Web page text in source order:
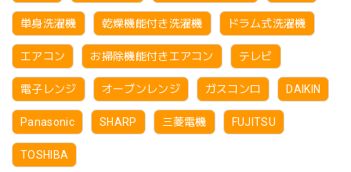
単身洗濯機 乾燥機能付き洗濯機 ドラム式洗濯機
エアコン お掃除機能付きエアコン テレビ
電子レンジ オーブンレンジ ガスコンロ DAIKIN
Panasonic SHARP 三菱電機 FUJITSU
TOSHIBA